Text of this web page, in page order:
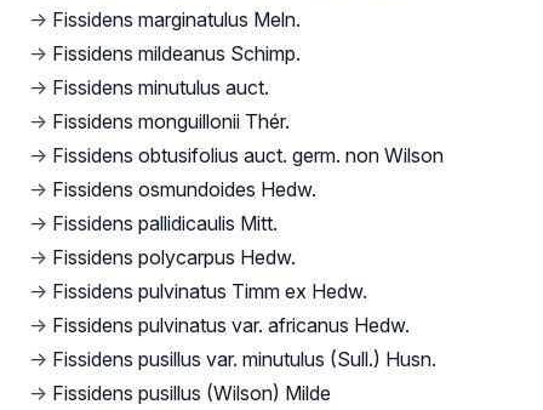
→ Fissidens marginatulus Meln.
→ Fissidens mildeanus Schimp.
→ Fissidens minutulus auct.
→ Fissidens monguillonii Thér.
→ Fissidens obtusifolius auct. germ. non Wilson
→ Fissidens osmundoides Hedw.
→ Fissidens pallidicaulis Mitt.
→ Fissidens polycarpus Hedw.
→ Fissidens pulvinatus Timm ex Hedw.
→ Fissidens pulvinatus var. africanus Hedw.
→ Fissidens pusillus var. minutulus (Sull.) Husn.
→ Fissidens pusillus (Wilson) Milde